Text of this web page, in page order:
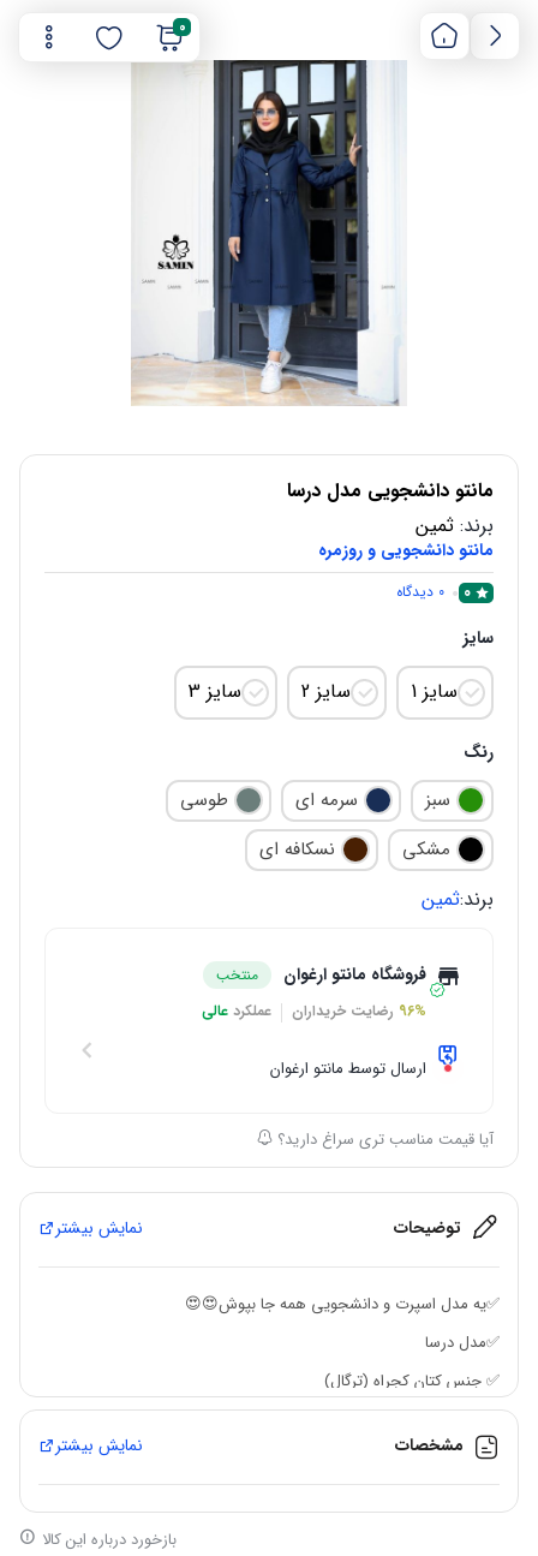
0
مانتو دانشجویی مدل درسا
برند: ثمین
مانتو دانشجویی و روزمره
0
0 دیدگاه
سایز
سایز 1 سایز 2 سایز 3
رنگ
سبز سرمه ای
طوسی
مشکی
نسکافه ای
برند:ثمین
فروشگاه مانتو ارغوان
منتخب
96% رضایت خریداران عملکرد عالی
ارسال توسط مانتو ارغوان
آیا قیمت مناسب تری سراغ دارید؟
توضیحات نمایش بیشتر
✅یه مدل اسپرت و دانشجویی همه جا بپوش😍😍
✅مدل درسا
✅ جنس کتان کجراه (ترگال)
✅ سایزبندی
✅سایز ۱ : ۳۸ ۴۰ ۴۲مشخصات نمایش بیشتر
بازخورد درباره این کالا